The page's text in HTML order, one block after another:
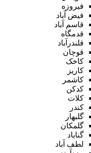
فیروزه
فیض آباد
قاسم آباد
قدمگاه
قلندرآباد
قوچان
کاخک
کاریز
کاشمر
کدکن
کلات
کندر
گلبهار
گلمکان
گناباد
لطف آباد